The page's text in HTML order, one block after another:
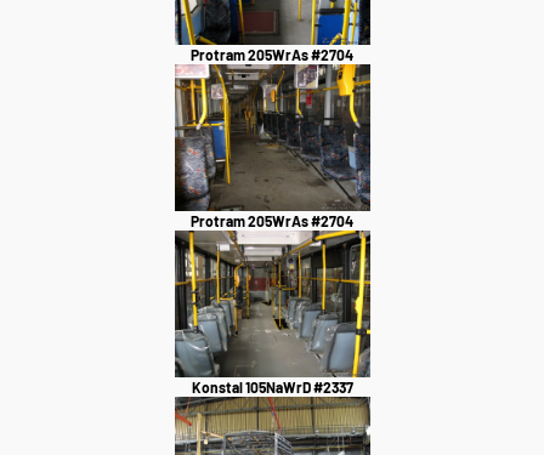
Protram 205WrAs #2704
Protram 205WrAs #2704
Konstal 105NaWrD #2337